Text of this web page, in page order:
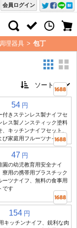
会員ログイン
理器具 > 包丁
54 円
付きステンレス製ナイフセ
レス製ノンスティック塗料
キッチンナイフセット、
び家庭用フルーツナイフ
47 円
園の幼児教育用安全ナイ
寮用の携帯用プラスチック
ーツナイフ、無料の食事用
です
154 円
キッチンナイフ、鋭利な肉